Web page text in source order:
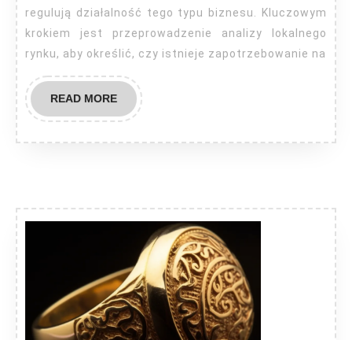
regulują działalność tego typu biznesu. Kluczowym
krokiem jest przeprowadzenie analizy lokalnego
rynku, aby określić, czy istnieje zapotrzebowanie na
READ MOREREAD
MORE